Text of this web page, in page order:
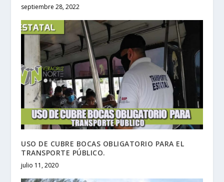
septiembre 28, 2022
USO DE CUBRE BOCAS OBLIGATORIO PARA EL
TRANSPORTE PÚBLICO.
julio 11, 2020